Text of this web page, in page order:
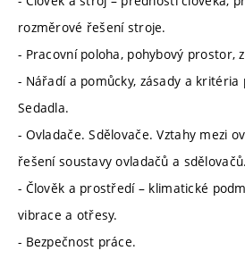
rozměrové řešení stroje.
- Pracovní poloha, pohybový prostor,
- Nářadí a pomůcky, zásady a
Sedadla.
- Ovladače. Sdělovače. Vztahy mezi
řešení soustavy ovladačů a sdělovačů.
- Člověk a prostředí – klimatické
vibrace a otřesy.
- Bezpečnost práce.